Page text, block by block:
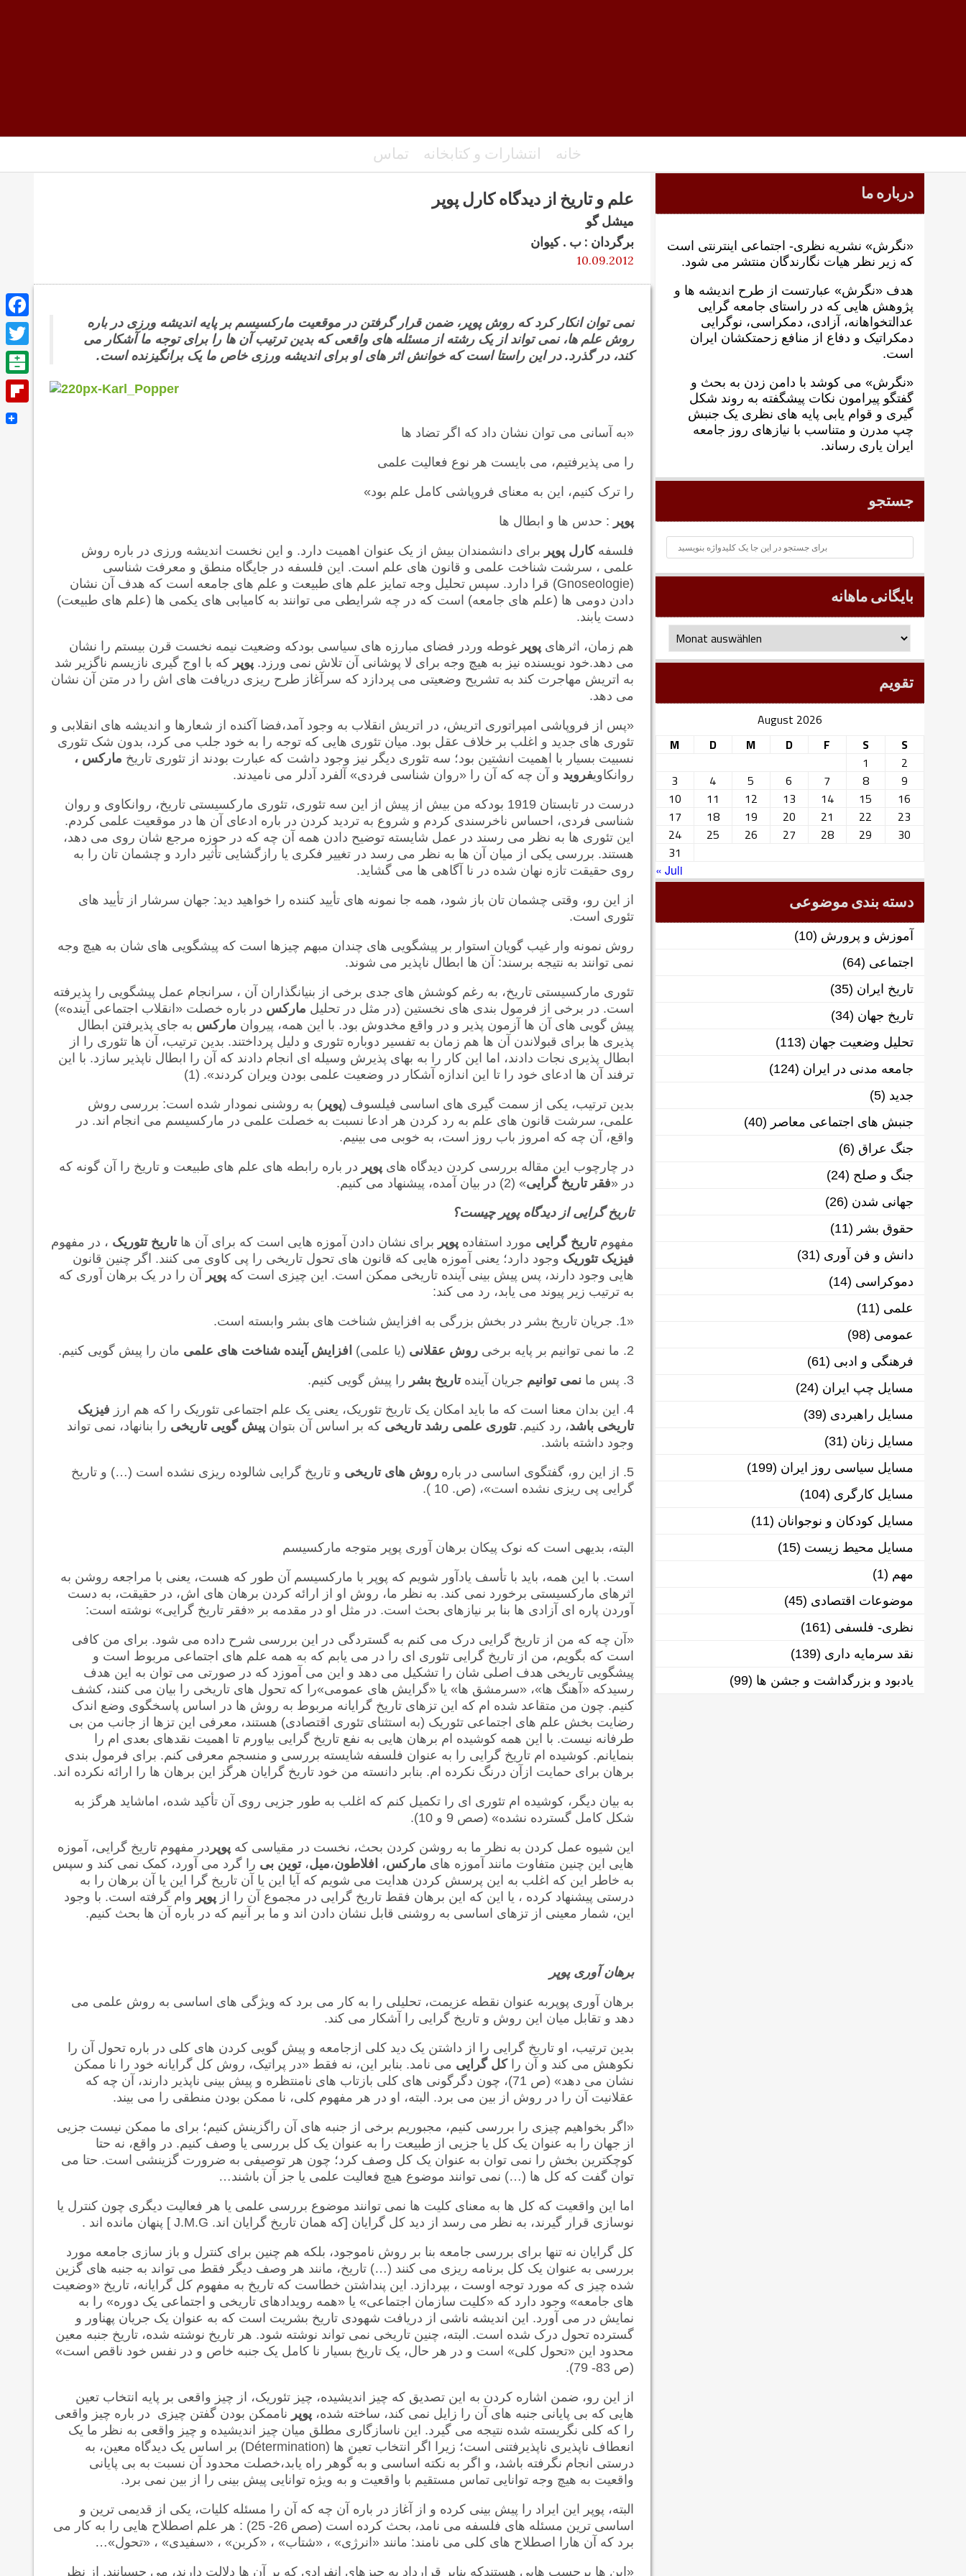
تماس انتشارات و کتابخانه خانه
علم و تاریخ از دیدگاه کارل پوپر
میشل گو
برگردان : ب . کیوان
10.09.2012
نمی توان انکار کرد که روشپوپر، ضمن قرار گرفتن در موقعیت مارکسیسم بر پایه اندیشه ورزی در باره
روش علم ها، نمی تواند از یک رشته از مسئله های واقعی که بدین ترتیب آن ها را برای توجه ما آشکار می
کند، در گذرد. در این راستا است که خوانش اثر های او برای اندیشه ورزی خاص ما یک برانگیزنده است.
«به آسانی می توان نشان داد که اگر تضاد ها
را می پذیرفتیم، می بایست هر نوع فعالیت علمی
را ترک کنیم، این به معنای فروپاشی کامل علم بود»
پوپر : حدس ها و ابطال ها
فلسفهکارل پوپر برای دانشمندان بیش از یک عنوان اهمیت دارد. و این نخست اندیشه ورزی در باره روش
علمی ، سرشت شناخت علمی و قانون های علم است. این فلسفه در جایگاه منطق و معرفت شناسی
(Gnoseologie) قرا دارد. سپس تحلیل وجه تمایز علم های طبیعت و علم های جامعه است که هدف آن نشان
دادن دومی ها (علم های جامعه) است که در چه شرایطی می توانند به کامیابی های یکمی ها (علم های طبیعت)
دست یابند.
هم زمان، اثرهای پوپر غوطه وردر فضای مبارزه های سیاسی بودکه وضعیت نیمه نخست قرن بیستم را نشان
می دهد.خود نویسنده نیز به هیچ وجه برای لا پوشانی آن تلاش نمی ورزد. پوپر که با اوج گیری نازیسم ناگزیر شد
به اتریش مهاجرت کند به تشریح وضعیتی می پردازد که سرآغاز طرح ریزی دریافت های اش را در متن آن نشان
می دهد.
«پس از فروپاشی امپراتوری اتریش، در اتریش انقلاب به وجود آمد،فضا آکنده از شعارها و اندیشه های انقلابی و
تئوری های جدید و اغلب بر خلاف عقل بود. میان تئوری هایی که توجه را به خود جلب می کرد، بدون شک تئوری
نسبیت بسیار با اهمیت انشتین بود؛ سه تئوری دیگر نیز وجود داشت که عبارت بودند از تئوری تاریخ مارکس ،
روانکاویفروید و آن چه که آن را «روان شناسی فردی» آلفرد آدلر می نامیدند.
درست در تابستان 1919 بودکه من بیش از پیش از این سه تئوری، تئوری مارکسیستی تاریخ، روانکاوی و روان
شناسی فردی، احساس ناخرسندی کردم و شروع به تردید کردن در باره ادعای آن ها در موقعیت علمی کردم.
این تئوری ها به نظر می رسند در عمل شایسته توضیح دادن همه آن چه که در حوزه مرجع شان روی می دهد،
هستند. بررسی یکی از میان آن ها به نظر می رسد در تغییر فکری یا رازگشایی تأثیر دارد و چشمان تان را به
روی حقیقت تازه نهان شده در نا آگاهی ها می گشاید.
از این رو، وقتی چشمان تان باز شود، همه جا نمونه های تأیید کننده را خواهید دید: جهان سرشار از تأیید های
تئوری است.
روش نمونه وار غیب گویان استوار بر پیشگویی های چندان مبهم چیزها است که پیشگویی های شان به هیچ وجه
نمی توانند به نتیجه برسند: آن ها ابطال ناپذیر می شوند.
تئوری مارکسیستی تاریخ، به رغم کوشش های جدی برخی از بنیانگذاران آن ، سرانجام عمل پیشگویی را پذیرفته
است. در برخی از فرمول بندی های نخستین (در مثل در تحلیل مارکس در باره خصلت «انقلاب اجتماعی آینده»)
پیش گویی های آن ها آزمون پذیر و در واقع مخدوش بود. با این همه، پیروان مارکس به جای پذیرفتن ابطال
پذیری ها برای قبولاندن آن ها هم زمان به تفسیر دوباره تئوری و دلیل پرداختند. بدین ترتیب، آن ها تئوری را از
ابطال پذیری نجات دادند، اما این کار را به بهای پذیرش وسیله ای انجام دادند که آن را ابطال ناپذیر سازد. با این
ترفند آن ها ادعای خود را تا این اندازه آشکار در وضعیت علمی بودن ویران کردند». (1)
بدین ترتیب، یکی از سمت گیری های اساسی فیلسوف (پوپر ) به روشنی نمودار شده است: بررسی روش
علمی، سرشت قانون های علم به رد کردن هر ادعا نسبت به خصلت علمی در مارکسیسم می انجام اند. در
واقع، آن چه که امروز باب روز است، به خوبی می بینیم.
در چارچوب این مقاله بررسی کردن دیدگاه های پوپر در باره رابطه های علم های طبیعت و تاریخ را آن گونه که
در «فقر تاریخ گرایی» (2) در بیان آمده، پیشنهاد می کنیم.
تاریخ گرایی از دیدگاه پوپر چیست؟
مفهومتاریخ گرایی مورد استفاده پوپر برای نشان دادن آموزه هایی است که برای آن هاتاریخ تئوریک ، در مفهوم
فیزیک تئوریک وجود دارد؛ یعنی آموزه هایی که قانون های تحول تاریخی را پی کاوی می کنند. اگر چنین قانون
هایی وجود دارند، پس پیش بینی آینده تاریخی ممکن است. این چیزی است که پوپر آن را در یک برهان آوری که
به ترتیب زیر پیوند می یابد، رد می کند:
«1. جریان تاریخ بشر در بخش بزرگی به افزایش شناخت های بشر وابسته است.
2. ما نمی توانیم بر پایه برخی روش عقلانی (یا علمی) افزایش آینده شناخت های علمی مان را پیش گویی کنیم.
3. پس ما نمی توانیم جریان آیندهتاریخ بشر را پیش گویی کنیم.
4. این بدان معنا است که ما باید امکان یک تاریخ تئوریک، یعنی یک علم اجتماعی تئوریک را که هم ارز
فیزیک
تاریخی باشد، رد کنیم.تئوری علمی رشد تاریخی که بر اساس آن بتوان پیش گویی تاریخی را بنانهاد، نمی تواند
وجود داشته باشد.
5. از این رو، گفتگوی اساسی در باره روش های تاریخی و تاریخ گرایی شالوده ریزی نشده است (…) و تاریخ
گرایی پی ریزی نشده است»، (ص. 10 ).
البته، بدیهی است که نوک پیکان برهان آوری پوپر متوجه مارکسیسم
است. با این همه، باید با تأسف یادآور شویم که پوپر با مارکسیسم آن طور که هست، یعنی با مراجعه روشن به
اثرهای مارکسیستی برخورد نمی کند. به نظر ما، روش او از ارائه کردن برهان های اش، در حقیقت، به دست
آوردن پاره ای آزادی ها بنا بر نیازهای بحث است. در مثل او در مقدمه بر «فقر تاریخ گرایی» نوشته است:
«آن چه که من از تاریخ گرایی درک می کنم به گستردگی در این بررسی شرح داده می شود. برای من کافی
است که بگویم، من از تاریخ گرایی تئوری ای را در می یابم که به همه علم های اجتماعی مربوط است و
پیشگویی تاریخی هدف اصلی شان را تشکیل می دهد و این می آموزد که در صورتی می توان به این هدف
رسیدکه «آهنگ ها»، «سرمشق ها» یا «گرایش های عمومی»را که تحول های تاریخی را بیان می کنند، کشف
کنیم. چون من متقاعد شده ام که این تزهای تاریخ گرایانه مربوط به روش ها در اساس پاسخگوی وضع اندک
رضایت بخش علم های اجتماعی تئوریک (به استثنای تئوری اقتصادی) هستند، معرفی این تزها از جانب من بی
طرفانه نیست. با این همه کوشیده ام برهان هایی به نفع تاریخ گرایی بیاورم تا اهمیت نقدهای بعدی ام را
بنمایانم. کوشیده ام تاریخ گرایی را به عنوان فلسفه شایسته بررسی و منسجم معرفی کنم. برای فرمول بندی
برهان برای حمایت ازآن درنگ نکرده ام. بنابر دانسته من خود تاریخ گرایان هرگز این برهان ها را ارائه نکرده اند.
به بیان دیگر، کوشیده ام تئوری ای را تکمیل کنم که اغلب به طور جزیی روی آن تأکید شده، اماشاید هرگز به
شکل کامل گسترده نشده» (صص 9 و 10).
این شیوه عمل کردن به نظر ما به روشن کردن بحث، نخست در مقیاسی که پوپر در مفهوم تاریخ گرایی، آموزه
هایی این چنین متفاوت مانند آموزه های مارکس، افلاطون،میل،توین بی را گرد می آورد، کمک نمی کند و سپس
به خاطر این که اغلب به این پرسش کردن هدایت می شویم که آیا این یا آن تاریخ گرا این یا آن برهان را به
درستی پیشنهاد کرده ، یا این که این برهان فقط تاریخ گرایی در مجموع آن را از پوپر وام گرفته است. با وجود
این، شمار معینی از تزهای اساسی به روشنی قابل نشان دادن اند و ما بر آنیم که در باره آن ها بحث کنیم.
برهان آوری پوپر
برهان آوری پوپربه عنوان نقطه عزیمت، تحلیلی را به کار می برد که ویژگی های اساسی به روش علمی می
دهد و تقابل میان این روش و تاریخ گرایی را آشکار می کند.
بدین ترتیب، او تاریخ گرایی را از داشتن یک دید کلی ازجامعه و پیش گویی کردن های کلی در باره تحول آن را
نکوهش می کند و آن راکل گرایی می نامد. بنابر این، نه فقط «در پراتیک، روش کل گرایانه خود را نا ممکن
نشان می دهد» (ص 71)، چون دگرگونی های کلی بازتاب های نامنتظره و پیش بینی ناپذیر دارند، آن چه که
عقلانیت آن را در روش از بین می برد. البته، او در هر مفهوم کلی، نا ممکن بودن منطقی را می بیند.
«اگر بخواهیم چیزی را بررسی کنیم، مجبوریم برخی از جنبه های آن راگزینش کنیم؛ برای ما ممکن نیست جزیی
از جهان را به عنوان یک کل یا جزیی از طبیعت را به عنوان یک کل بررسی یا وصف کنیم. در واقع، نه حتا
کوچکترین بخش را نمی توان به عنوان یک کل وصف کرد؛ چون هر توصیفی به ضرورت گزینشی است. حتا می
توان گفت که کل ها (…) نمی توانند موضوع هیچ فعالیت علمی یا جز آن باشند…
اما این واقعیت که کل ها به معنای کلیت ها نمی توانند موضوع بررسی علمی یا هر فعالیت دیگری چون کنترل یا
نوسازی قرار گیرند، به نظر می رسد از دید کل گرایان [که همان تاریخ گرایان اند. J.M.G ] پنهان مانده اند .
کل گرایان نه تنها برای بررسی جامعه بنا بر روش ناموجود، بلکه هم چنین برای کنترل و باز سازی جامعه مورد
بررسی به عنوان یک کل برنامه ریزی می کنند (…) تاریخ، مانند هر وصف دیگر فقط می تواند به جنبه های گزین
شده چیز ی که مورد توجه اوست ، بپردازد. این پنداشتن خطاست که تاریخ به مفهوم کل گرایانه، تاریخ «وضعیت
های جامعه» وجود دارد که «کلیت سازمان اجتماعی» یا «همه رویدادهای تاریخی و اجتماعی یک دوره» را به
نمایش در می آورد. این اندیشه ناشی از دریافت شهودی تاریخ بشریت است که به عنوان یک جریان پهناور و
گسترده تحول درک شده است. البته، چنین تاریخی نمی تواند نوشته شود. هر تاریخ نوشته شده، تاریخ جنبه معین
محدود این «تحول کلی» است و در هر حال، یک تاریخ بسیار نا کامل یک جنبه خاص و در نفس خود ناقص است»
(ص 83- 79).
از این رو، ضمن اشاره کردن به این تصدیق که چیز اندیشیده، چیز تئوریک، از چیز واقعی بر پایه انتخاب تعین
هایی که بی پایانی جنبه های آن را زایل نمی کند، ساخته شده، پوپر ناممکن بودن گفتن چیزی در باره چیز واقعی
را که کلی نگریسته شده نتیجه می گیرد. این ناسازگاری مطلق میان چیز اندیشیده و چیز واقعی به نظر ما یک
انعطاف ناپذیری ناپذیرفتنی است؛ زیرا اگر انتخاب تعین ها (Détermination) بر اساس یک دیدگاه معین، به
درستی انجام نگرفته باشد، و اگر به نکته اساسی و به گوهر راه یابد،خصلت محدود آن نسبت به بی پایانی
واقعیت به هیچ وجه توانایی تماس مستقیم با واقعیت و به ویژه توانایی پیش بینی را از بین نمی برد.
البته، پوپر این ایراد را پیش بینی کرده و از آغاز در باره آن چه که آن را مسئله کلیات، یکی از قدیمی ترین و
اساسی ترین مسئله های فلسفه می نامد، بحث کرده است (صص 26- 25) : هر علم اصطلاح هایی را به کار می
برد که آن هارا اصطلاح های کلی می نامند: مانند «انرژی» ، «شتاب» ، «کربن» ، «سفیدی» ، «تحول»…
«این ها برچسب هایی هستندکه بنابر قرارداد به چیزهای انفرادی که بر آن ها دلالت دارند، می چسبانند. از نظر
درباره ما
«نگرش» نشریه نظری- اجتماعی اینترنتی است
که زير نظر هيات نگارندگان منتشر می شود.
هدف «نگرش» عبارتست از طرح انديشه ها و
پژوهش هايی که در راستای جامعه گرايی
عدالتخواهانه، آزادی، دمکراسی، نوگرايی
دمکراتيک و دفاع از منافع زحمتکشان ايران
است.
«نگرش» می کوشد با دامن زدن به بحث و
گفتگو پيرامون نکات پیشگفته به روند شکل
گيری و قوام يابی پايه های نظری يک جنبش
چپ مدرن و متناسب با نيازهای روز جامعه
ايران ياری رساند.
جستجو
بایگانی ماهانه
بایگانی
ماهانه
تقویم
August 2026
M
D M D F S
S
1
2
3
4 5 6 7 8
9
10
11 12 13 14 15
16
17
18 19 20 21 22
23
24
25 26 27 28 29
30
31
« Juli
دسته بندی موضوعی
آموزش و پرورش (10)
اجتماعی (64)
تاریخ ایران (35)
تاریخ جهان (34)
تحلیل وضعیت جهان (113)
جامعه مدنی در ایران (124)
جدید (5)
جنبش های اجتماعی معاصر (40)
جنگ عراق (6)
جنگ و صلح (24)
جهانی شدن (26)
حقوق بشر (11)
دانش و فن آوری (31)
دموکراسی (14)
علمی (11)
عمومی (98)
فرهنگی و ادبی (61)
مسایل چپ ایران (24)
مسایل راهبردی (39)
مسایل زنان (31)
مسایل سیاسی روز ایران (199)
مسایل کارگری (104)
مسایل کودکان و نوجوانان (11)
مسایل محیط زیست (15)
مهم (1)
موضوعات اقتصادی (45)
نظری- فلسفی (161)
نقد سرمایه داری (139)
یادبود و بزرگداشت و جشن ها (99)
Facebook
Twitter
Balatarin
Flipboard